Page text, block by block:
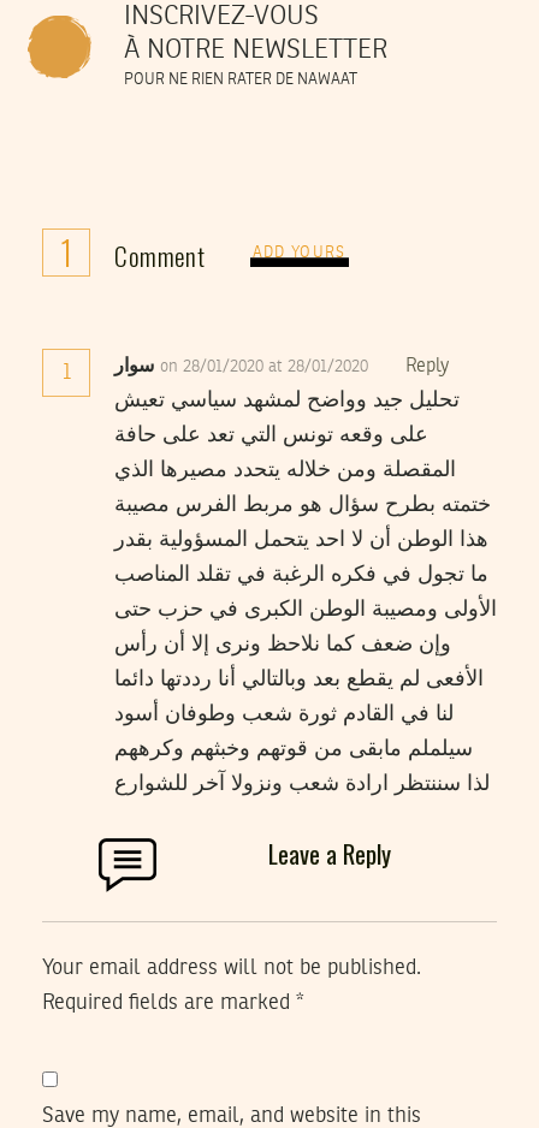
INSCRIVEZ-VOUS
À NOTRE NEWSLETTER
POUR NE RIEN RATER DE NAWAAT
1 Comment ADD YOURS
1 سوار on 28/01/2020 at 28/01/2020 Reply
تحليل جيد وواضح لمشهد سياسي تعيش
على وقعه تونس التي تعد على حافة
المقصلة ومن خلاله يتحدد مصيرها الذي
ختمته بطرح سؤال هو مربط الفرس مصيبة
هذا الوطن أن لا احد يتحمل المسؤولية بقدر
ما تجول في فكره الرغبة في تقلد المناصب
الأولى ومصيبة الوطن الكبرى في حزب حتى
وإن ضعف كما نلاحظ ونرى إلا أن رأس
الأفعى لم يقطع بعد وبالتالي أنا رددتها دائما
لنا في القادم ثورة شعب وطوفان أسود
سيلملم مابقى من قوتهم وخبثهم وكرههم
لذا سننتظر ارادة شعب ونزولا آخر للشوارع
Leave a Reply
Your email address will not be published.
Required fields are marked *
Save my name, email, and website in this